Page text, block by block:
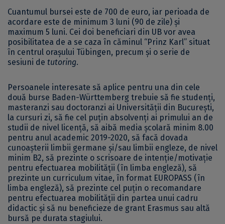
Cuantumul bursei este de 700 de euro, iar perioada de
acordare este de minimum 3 luni (90 de zile) și
maximum 5 luni. Cei doi beneficiari din UB vor avea
posibilitatea de a se caza în căminul “Prinz Karl” situat
în centrul orașului Tübingen, precum și o serie de
sesiuni de tutoring.
Persoanele interesate să aplice pentru una din cele
două burse Baden-Württemberg trebuie să fie studenți,
masteranzi sau doctoranzi ai Universităţii din Bucureşti,
la cursuri zi, să fie cel puțin absolvenți ai primului an de
studii de nivel licență, să aibă media școlară minim 8.00
pentru anul academic 2019-2020, să facă dovada
cunoaşterii limbii germane și/sau limbii engleze, de nivel
minim B2, să prezinte o scrisoare de intenţie/motivaţie
pentru efectuarea mobilității (în limba engleză), să
prezinte un curriculum vitae, în format EUROPASS (în
limba engleză), să prezinte cel puțin o recomandare
pentru efectuarea mobilității din partea unui cadru
didactic și să nu beneficieze de grant Erasmus sau altă
bursă pe durata stagiului.